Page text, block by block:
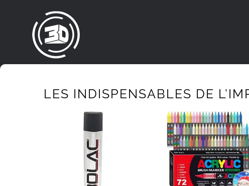
LES INDISPENSABLES DE